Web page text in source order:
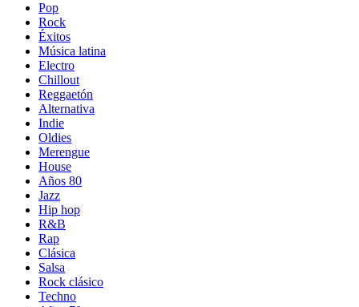
Pop
Rock
Éxitos
Música latina
Electro
Chillout
Reggaetón
Alternativa
Indie
Oldies
Merengue
House
Años 80
Jazz
Hip hop
R&B
Rap
Clásica
Salsa
Rock clásico
Techno